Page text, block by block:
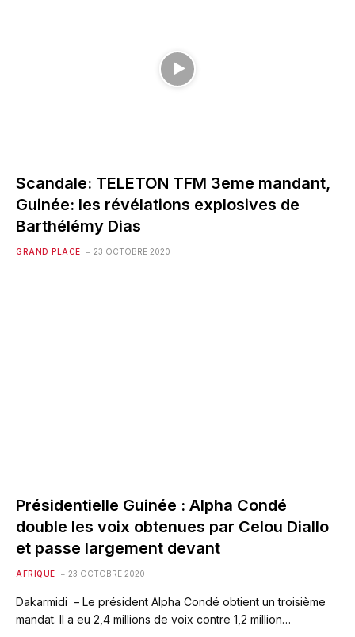
Scandale: TELETON TFM 3eme mandant,
Guinée: les révélations explosives de
Barthélémy Dias
GRAND PLACE 23 OCTOBRE 2020
Présidentielle Guinée : Alpha Condé
double les voix obtenues par Celou Diallo
et passe largement devant
AFRIQUE 23 OCTOBRE 2020
Dakarmidi – Le président Alpha Condé obtient un troisième
mandat. Il a eu 2,4 millions de voix contre 1,2 million…